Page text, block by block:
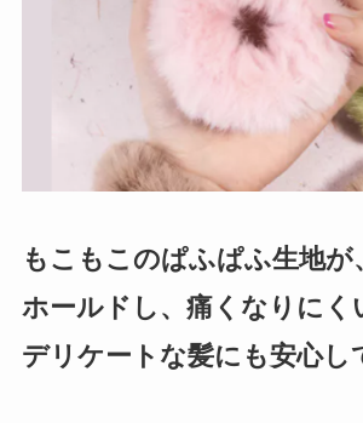
もこもこのぱふぱふ生地が
ホールドし、痛くなりにく
デリケートな髪にも安心し